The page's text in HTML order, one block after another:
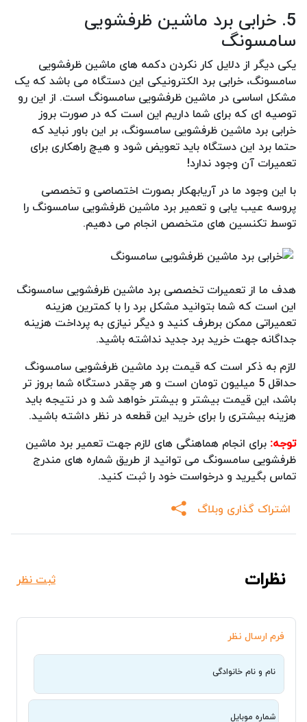
5. خرابی برد ماشین ظرفشویی
سامسونگ
یکی دیگر از دلایل کار نکردن دکمه های ماشین ظرفشویی
سامسونگ، خرابی برد الکترونیکی این دستگاه می باشد که یک
مشکل اساسی در ماشین ظرفشویی سامسونگ است. از این رو
توصیه ای که برای شما داریم این است که در صورت بروز
خرابی برد ماشین ظرفشویی سامسونگ، بر این باور نباید که
حتما برد این دستگاه باید تعویض شود و هیچ راهکاری برای
تعمیرات آن وجود ندارد!
با این وجود ما در آریابهکار بصورت اختصاصی و تخصصی
پروسه عیب یابی و تعمیر برد ماشین ظرفشویی سامسونگ را
توسط تکنسین های متخصص انجام می دهیم.
هدف ما از تعمیرات تخصصی برد ماشین ظرفشویی سامسونگ
این است که شما بتوانید مشکل برد را با کمترین هزینه
تعمیراتی ممکن برطرف کنید و دیگر نیازی به پرداخت هزینه
جداگانه جهت خرید برد جدید نداشته باشید.
لازم به ذکر است که قیمت برد ماشین ظرفشویی سامسونگ
حداقل 5 میلیون تومان است و هر چقدر دستگاه شما بروز تر
باشد، این قیمت بیشتر و بیشتر خواهد شد و در نتیجه باید
هزینه بیشتری را برای خرید این قطعه در نظر داشته باشید.
توجه: برای انجام هماهنگی های لازم جهت تعمیر برد ماشین
ظرفشویی سامسونگ می توانید از طریق شماره های مندرج
تماس بگیرید و درخواست خود را ثبت کنید.
اشتراک گذاری وبلاگ
نظرات ثبت نظر
فرم ارسال نظر
نام و نام خانوادگی
شماره موبایل